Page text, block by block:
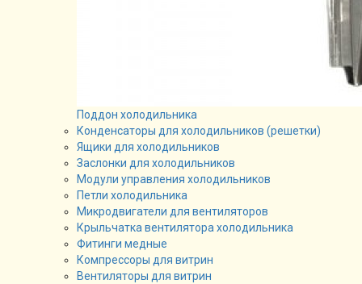
Поддон холодильника
Конденсаторы для холодильников (решетки)
Ящики для холодильников
Заслонки для холодильников
Модули управления холодильников
Петли холодильника
Микродвигатели для вентиляторов
Крыльчатка вентилятора холодильника
Фитинги медные
Компрессоры для витрин
Вентиляторы для витрин